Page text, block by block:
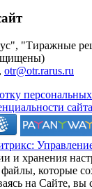
"Тиражные
, otr@otr.rarus.ru
и хранения
файлы, которые
на Сайте, вы